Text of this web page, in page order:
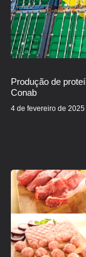
Produção de
Conab
4 de fevereiro de 2025